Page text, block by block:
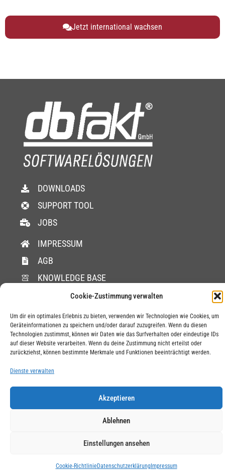
Cookie-Zustimmung verwalten
Um dir ein optimales Erlebnis zu bieten, verwenden wir Technologien wie Cookies, um
Geräteinformationen zu speichern und/oder darauf zuzugreifen. Wenn du diesen
Technologien zustimmst, können wir Daten wie das Surfverhalten oder eindeutige IDs
auf dieser Website verarbeiten. Wenn du deine Zustimmung nicht erteilst oder
zurückziehst, können bestimmte Merkmale und Funktionen beeinträchtigt werden.
Dienste verwalten
Akzeptieren
Ablehnen
Einstellungen ansehen
Cookie-RichtlinieDatenschutzerklärungImpressum
Jetzt international wachsen
DOWNLOADS
SUPPORT TOOL
JOBS
IMPRESSUM
AGB
KNOWLEDGE BASE
DATENSCHUTZ
COOKIES